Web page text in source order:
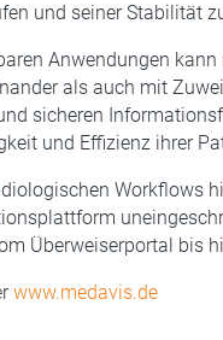
und seiner Stabilität
Anwendungen
als auch mit
sicheren
und Effizienz ihrer
Workflows
Überweiserportal bis
www.medavis.de